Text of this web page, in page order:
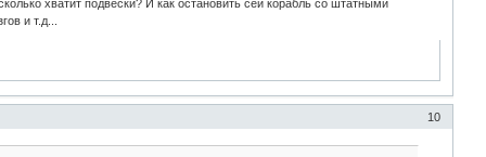
хватит подвески? И как остановить сей корабль со штатными
и т.д...
10